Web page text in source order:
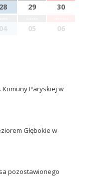
28 29 30
04 05 06
Komuny Paryskiej w
Głębokie w
pozostawionego